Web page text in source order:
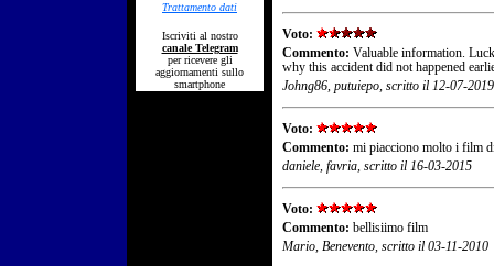
Trattamento dati
Iscriviti al nostro
canale Telegram
per ricevere gli
aggiornamenti sullo
smartphone
Voto:
Commento: Valuable information.
why this accident did not happened
Johng86, putuiepo, scritto il 12-07-2019
Voto:
Commento: mi piacciono molto i film
daniele, favria, scritto il 16-03-2015
Voto:
Commento: bellisiimo film
Mario, Benevento, scritto il 03-11-2010